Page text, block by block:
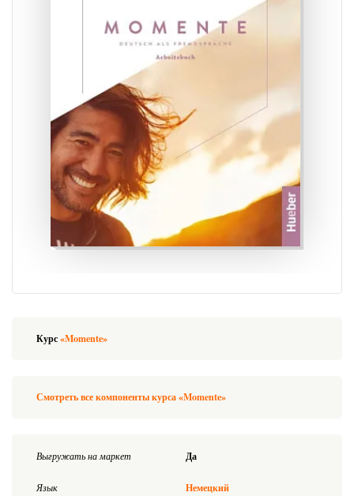
Курс«Momente»
Смотреть все компоненты курса «Momente»
Выгружать на маркет Да
Язык Немецкий